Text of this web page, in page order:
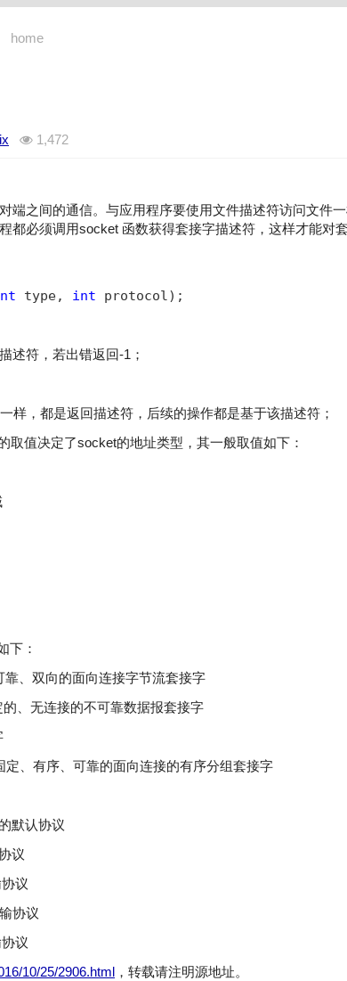
home
1,472
端之间的通信。与应用程序要使用文件描述符访问文件
都必须调用socket 函数获得套接字描述符，这样才能对
type, int protocol) ;
述符，若出错返回-1；
样，都是返回描述符，后续的操作都是基于该描述符；
取值决定了socket的地址类型，其一般取值如下：
下：
、双向的面向连接字节流套接字
、无连接的不可靠数据报套接字
定、有序、可靠的面向连接的有序分组套接字
认协议
议
议
协议
议
10/25/2906.html ，转载请注明源地址。